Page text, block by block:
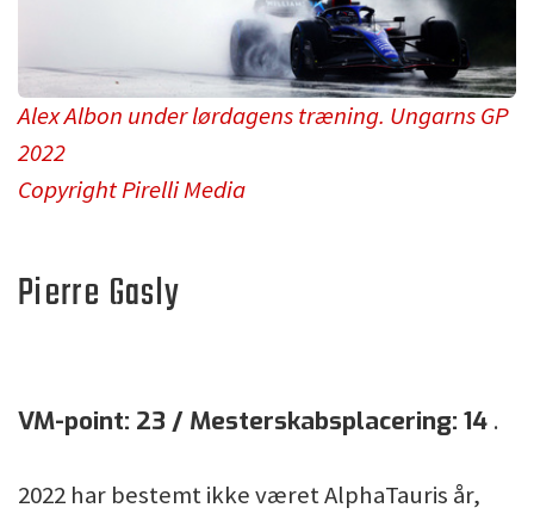
Alex Albon under lørdagens træning. Ungarns GP
2022
Copyright Pirelli Media
Pierre Gasly
VM-point: 23 / Mesterskabsplacering: 14 .
2022 har bestemt ikke været AlphaTauris år,